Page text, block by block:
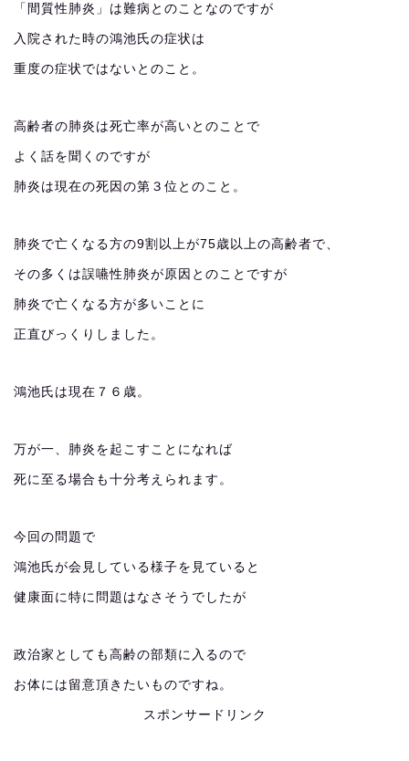
「間質性肺炎」は難病とのことなのですが
入院された時の鴻池氏の症状は
重度の症状ではないとのこと。
高齢者の肺炎は死亡率が高いとのことで
よく話を聞くのですが
肺炎は現在の死因の第３位とのこと。
肺炎で亡くなる方の9割以上が75歳以上の高齢者で、
その多くは誤嚥性肺炎が原因とのことですが
肺炎で亡くなる方が多いことに
正直びっくりしました。
鴻池氏は現在７６歳。
万が一、肺炎を起こすことになれば
死に至る場合も十分考えられます。
今回の問題で
鴻池氏が会見している様子を見ていると
健康面に特に問題はなさそうでしたが
政治家としても高齢の部類に入るので
お体には留意頂きたいものですね。
スポンサードリンク